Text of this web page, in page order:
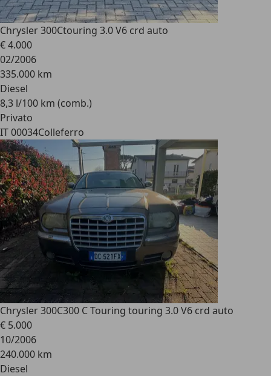
Chrysler 300Ctouring 3.0 V6 crd auto
€ 4.000
02/2006
335.000 km
Diesel
8,3 l/100 km (comb.)
Privato
IT 00034Colleferro
Chrysler 300C300 C Touring touring 3.0 V6 crd auto
€ 5.000
10/2006
240.000 km
Diesel